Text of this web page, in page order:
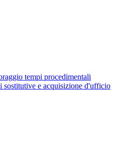
tempi procedimentali
sostitutive e acquisizione d'ufficio